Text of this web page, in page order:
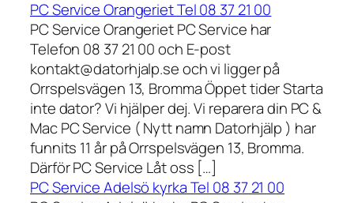
PC Service Orangeriet Tel 08 37 21 00
PC Service Orangeriet PC Service har
Telefon 08 37 21 00 och E-post
kontakt@datorhjalp.se och vi ligger på
Orrspelsvägen 13, Bromma Öppet tider Starta
inte dator? Vi hjälper dej. Vi reparera din PC &
Mac PC Service ( Nytt namn Datorhjälp ) har
funnits 11 år på Orrspelsvägen 13, Bromma.
Därför PC Service Låt oss […]
PC Service Adelsö kyrka Tel 08 37 21 00